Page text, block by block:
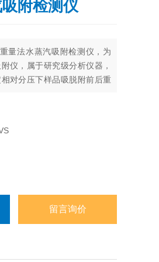
附检测仪
量法水蒸汽吸附检测仪，为
仪，属于研究级分析仪器，
对分压下样品吸脱附前后重
留言询价